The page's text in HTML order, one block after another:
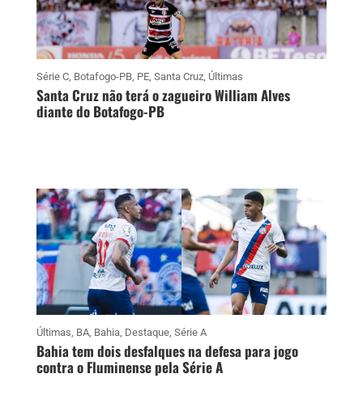
Série C, Botafogo-PB, PE, Santa Cruz, Últimas
Santa Cruz não terá o zagueiro William Alves
diante do Botafogo-PB
Últimas, BA, Bahia, Destaque, Série A
Bahia tem dois desfalques na defesa para jogo
contra o Fluminense pela Série A